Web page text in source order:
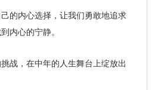
的内心选择，让我们勇敢地追求
内心的宁静。
战，在中年的人生舞台上绽放出